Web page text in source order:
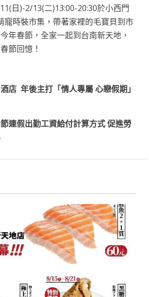
日)-2/13(二)13:00-20:30於小西門
寵時裝市集，帶著家裡的毛寶貝到市
年春節，全家一起到台南新天地，
節回憶！
店 年後主打「情人專屬 心戀假期」
連假出勤工資給付計算方式 促進勞